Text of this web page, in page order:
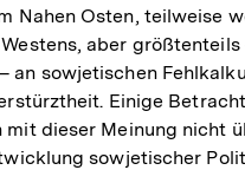
Nahen Osten, teilweise
aber
an sowjetischen
Einige
dieser Meinung nicht
sowjetischer